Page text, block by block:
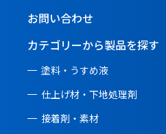
お問い合わせ
カテゴリーから製品を探す
塗料・うすめ液
仕上げ材・下地処理剤
接着剤・素材